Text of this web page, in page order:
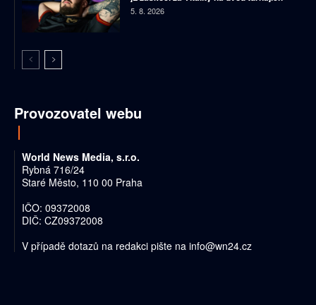
5. 8. 2026
Provozovatel webu
World News Media, s.r.o.
Rybná 716/24
Staré Město, 110 00 Praha
IČO: 09372008
DIČ: CZ09372008
V případě dotazů na redakci pište na info@wn24.cz